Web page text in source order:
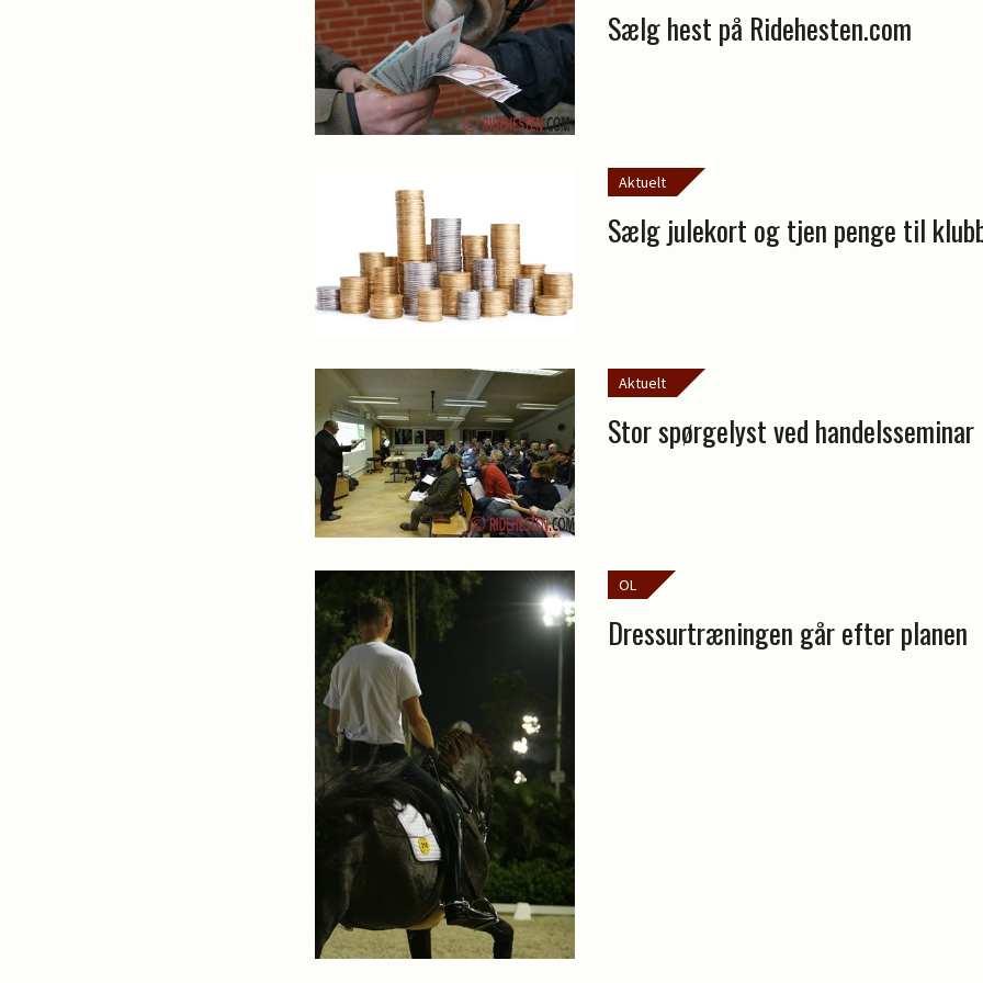
Sælg hest på Ridehesten.com
Aktuelt
Sælg julekort og tjen penge til
Aktuelt
Stor spørgelyst ved handelsseminar
OL
Dressurtræningen går efter planen